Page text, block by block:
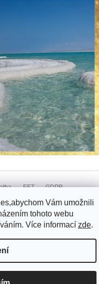
Vám umožnili
tohoto webu
Více informací zde.
EET
GDPR
. Všechna práva